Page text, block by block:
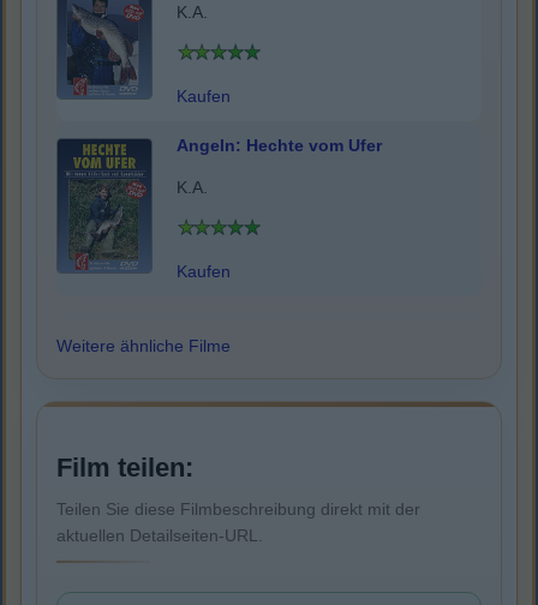
K.A.
Kaufen
Angeln: Hechte vom Ufer
K.A.
Kaufen
Weitere ähnliche Filme
Film teilen:
Teilen Sie diese Filmbeschreibung direkt mit der
aktuellen Detailseiten-URL.